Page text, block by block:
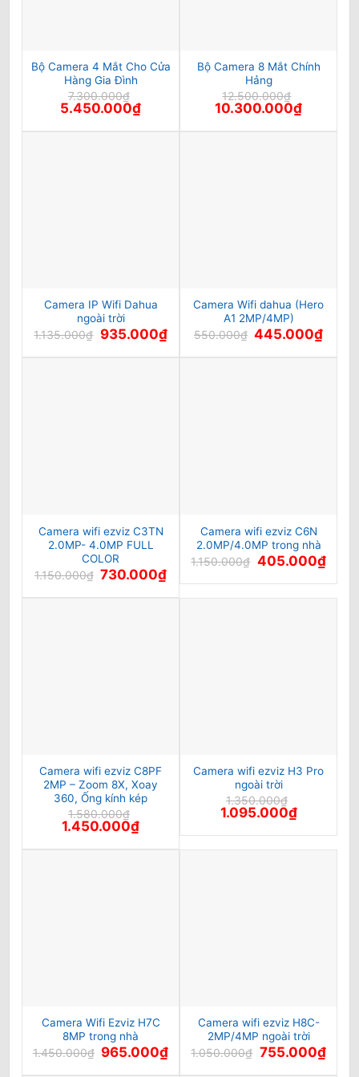
Bộ Camera 4 Mắt Cho Cửa
Hàng Gia Đình
7.300.000₫
Giá
gốc
là:
5.450.000₫Giá
tại
Bộ Camera 8 Mắt Chính
Hảng
12.500.000₫
Giá
gốc
là:
10.300.000₫Giá
tại
Camera IP Wifi Dahua
ngoài trời
1.135.000₫ Giá
gốc
là:
935.000₫Giá
hiện
tại
Camera Wifi dahua (Hero
A1 2MP/4MP)
550.000₫ Giá
gốc
là:
445.000₫Giá
tại
Camera wifi ezviz C3TN
2.0MP- 4.0MP FULL
COLOR
1.150.000₫ Giá
gốc
là:
730.000₫Giá
hiện
tại
Camera wifi ezviz C6N
2.0MP/4.0MP trong nhà
1.150.000₫ Giá
gốc
là:
405.000₫Giá
hiện
tại
Camera wifi ezviz C8PF
2MP – Zoom 8X, Xoay
360, Ống kính kép
1.580.000₫
Giá
gốc
là:
1.450.000₫Giá
tại
Camera wifi ezviz H3 Pro
ngoài trời
1.350.000₫
Giá
gốc
là:
1.095.000₫Giá
hiện
tại
Camera Wifi Ezviz H7C
8MP trong nhà
1.450.000₫ Giá
gốc
là:
965.000₫Giá
tại
Camera wifi ezviz H8C-
2MP/4MP ngoài trời
1.050.000₫ Giá
gốc
là:
755.000₫Giá
hiện
tại